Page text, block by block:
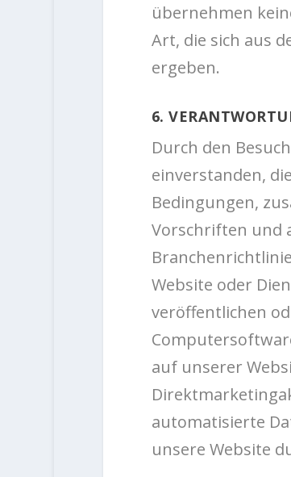
übernehmen
Art, die sich aus
ergeben.
6.
Durch den
einverstanden,
Bedingungen,
Vorschriften und
Website oder
veröffentlichen
auf unserer
automatisierte
unsere Website